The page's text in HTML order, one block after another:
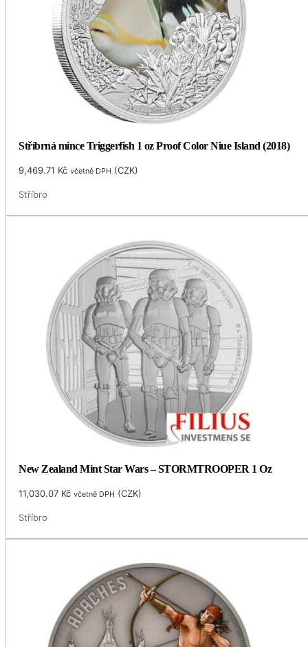
Stříbrná mince Triggerfish 1 oz Proof Color Niue Island (2018)
9,469.71 Kč včetně DPH (CZK)
Stříbro
New Zealand Mint Star Wars – STORMTROOPER 1 Oz
11,030.07 Kč včetně DPH (CZK)
Stříbro